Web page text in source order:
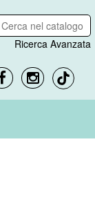
Ricerca Avanzata